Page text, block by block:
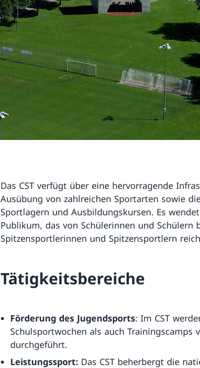
Das CST verfügt über eine hervorragende
Ausübung von zahlreichen Sportarten sowie
Sportlagern und Ausbildungskursen. Es
Publikum, das von Schülerinnen und Schülern
Spitzensportlerinnen und Spitzensportlern
Tätigkeitsbereiche
Förderung des Jugendsports: Im CST
Schulsportwochen als auch Trainingscamps
durchgeführt.
Leistungssport: Das CST beherbergt die